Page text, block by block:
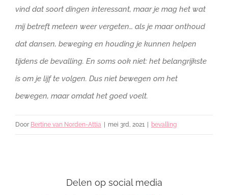
vind dat soort dingen interessant, maar je mag het wat
mij betreft meteen weer vergeten… als je maar onthoud
dat dansen, beweging en houding je kunnen helpen
tijdens de bevalling. En soms ook niet: het belangrijkste
is om je lijf te volgen. Dus niet bewegen om het
bewegen, maar omdat het goed voelt.
Door Bertine van Norden-Attia | mei 3rd, 2021 | bevalling
Delen op social media